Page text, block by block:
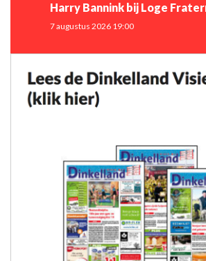
Harry Bannink bij Loge
7 augustus 2026 19:00